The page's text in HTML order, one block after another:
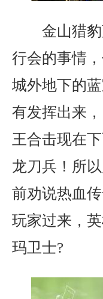
金山猎
行会的事情
城外地下的
有发挥出来
王合击现在
龙刀兵！所
前劝说热血
玩家过来，
玛卫士?